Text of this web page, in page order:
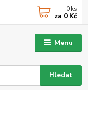
Menu
Hledat
0 ks
za 0 Kč